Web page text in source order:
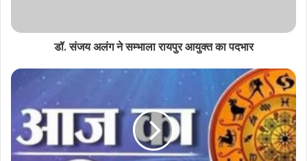
डॉ. संजय अलंग ने सम्भाला रायपुर आयुक्त का पदभार